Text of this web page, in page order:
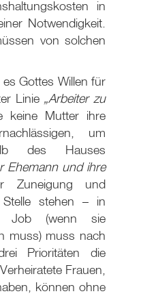
in
Notwendigkeit.
von solchen
Gottes Willen für
Linie „Arbeiter zu
keine Mutter ihre
um
des Hauses
Ehemann und ihre
Zuneigung und
stehen – in
Job (wenn sie
muss) muss nach
Prioritäten die
Frauen,
können ohne